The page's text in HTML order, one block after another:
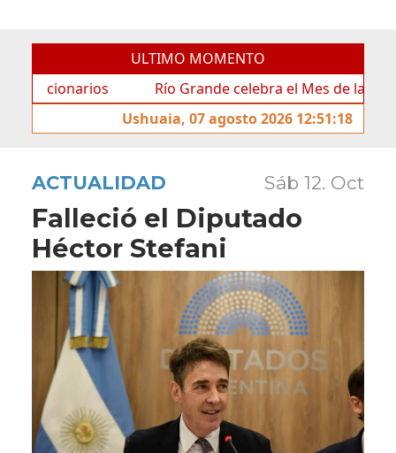
ULTIMO MOMENTO
Río Grande celebra el Mes de las Infancias con
Ushuaia, 07 agosto 2026 12:51:18
ACTUALIDAD Sáb 12. Oct
Falleció el Diputado
Héctor Stefani